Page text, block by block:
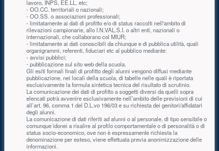
lavoro, INPS, EE.LL. etc;
- OO.CC. territoriali o nazionali;
- OO.SS. o associazioni professionali;
- limitatamente ai dati di profitto e/o di status raccolti nell'ambito di
rilevazioni campionarie, allo I.N.VAL.S.I. o altri enti, nazionali o
internazionali, che collaborano col MIUR;
- limitatamente ai dati conoscibili da chiunque e di pubblica utilità, quali
organigrammi, referenti, fiduciari etc al pubblico mediante:
- avvisi pubblici;
- pubblicazione sul sito web della scuola.
Gli esiti formali finali di profitto degli alunni vengono diffusi mediante
pubblicazione, nei locali della scuola, di tabelle nelle quali è riportata
esclusivamente la formula sintetica tecnica del risultato di scrutinio.
La comunicazione dei dati di profitto a soggetti diversi da quelli sopra
elencati potrà avvenire esclusivamente nell’ambito delle previsioni di cui
all’art. 96, comma 1 del D.L.vo 196/03 e su richiesta dei genitori/affidatari
degli alunni.
La comunicazione di dati riferiti ad alunni o al personale, di tipo sensibile o
comunque idonei a risalire al profilo comportamentale o di personalità o di
status socio-economico, ove non è espressamente richiesta la
denominazione per esteso, viene effettuata previa anonimizzazione delle
informazioni.